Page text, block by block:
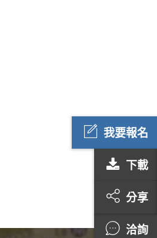
我要報名
下載
分享
洽詢